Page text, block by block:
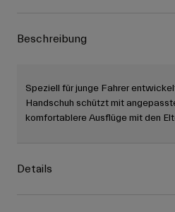
Beschreibung
Speziell für junge Fahrer
Handschuh schützt mit
komfortablere Ausflüge mit den
Details